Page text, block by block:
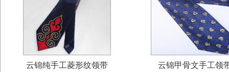
云锦纯手工菱形纹领带 云锦甲骨文手工领